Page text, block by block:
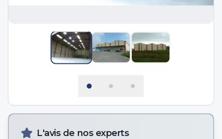
L'avis de nos experts